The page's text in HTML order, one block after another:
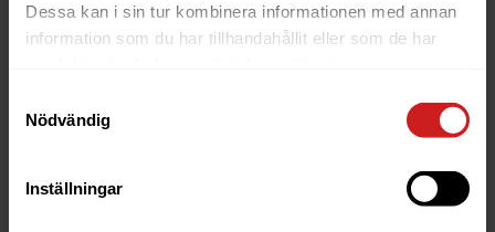
Dessa kan i sin tur kombinera informationen med annan
information som du har tillhandahållit eller som de har
Nödvändig
Inställningar